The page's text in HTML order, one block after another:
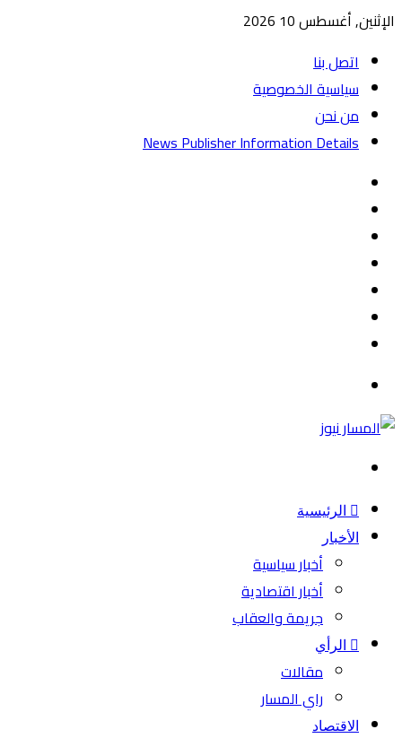
الإثنين, أغسطس 10 2026
اتصل بنا
سياسية الخصوصية
من نحن
News Publisher Information Details
الرئيسية
الأخبار
أخبار سياسية
أخبار اقتصادية
جريمة والعقاب
الرأي
مقالات
راي المسار
الاقتصاد